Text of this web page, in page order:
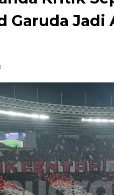
Garuda